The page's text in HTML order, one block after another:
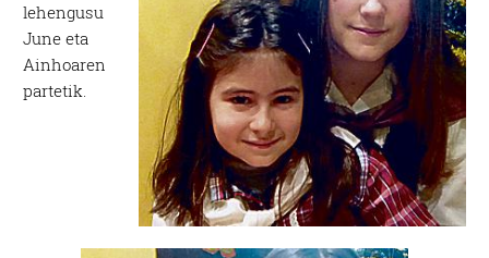
lehengusu
June eta
Ainhoaren
partetik.